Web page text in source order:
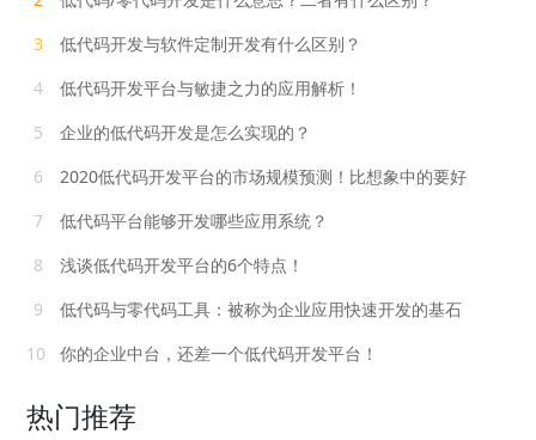
3
低代码开发与软件定制开发有什么区别？
4
低代码开发平台与敏捷之力的应用解析！
5
企业的低代码开发是怎么实现的？
6
2020低代码开发平台的市场规模预测！比想象中的要好
7
低代码平台能够开发哪些应用系统？
8
浅谈低代码开发平台的6个特点！
9
低代码与零代码工具：被称为企业应用快速开发的基石
10
你的企业中台，还差一个低代码开发平台！
热门推荐